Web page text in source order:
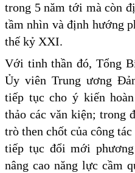
trong 5 năm tới mà còn
tầm nhìn và định hướng
thế kỷ XXI.
Với tinh thần đó, Tổng
Ủy viên Trung ương
tiếp tục cho ý kiến
thảo các văn kiện; trong
trò then chốt của công
tiếp tục đổi mới
nâng cao năng lực cầm